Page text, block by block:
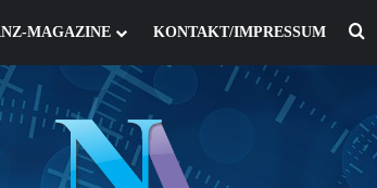
MAGAZINE KONTAKT/IMPRESSUM